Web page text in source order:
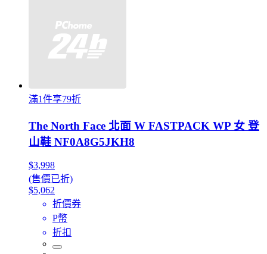
滿1件享79折
The North Face 北面 W FASTPACK WP 女 登
山鞋 NF0A8G5JKH8
$3,998
(售價已折)
$5,062
折價券
P幣
折扣